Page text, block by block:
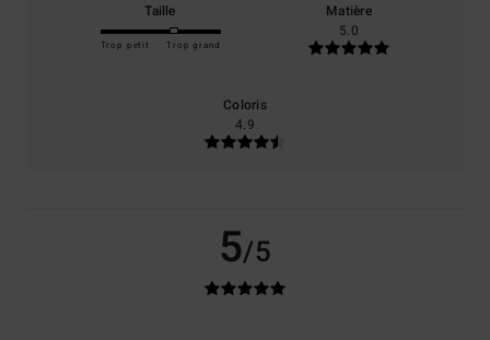
Taille
Trop petit Trop grand
Matière
5.0
Coloris
4.9
5/5